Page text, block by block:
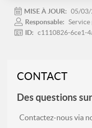
MISE À JOUR: 05/
Responsable: Service
ID: c1110826-6ce1-
CONTACT
Des questions
Contactez-nous via